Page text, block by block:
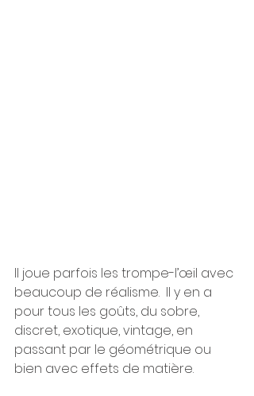
Il joue parfois les trompe-l’œil avec
beaucoup de réalisme.  Il y en a
pour tous les goûts, du sobre,
discret, exotique, vintage, en
passant par le géométrique ou
bien avec effets de matière.